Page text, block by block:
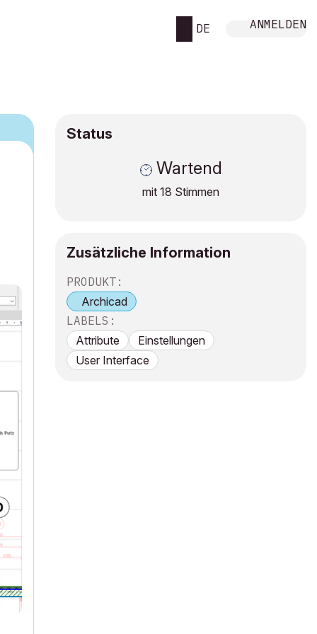
DE ANMELDEN
Status
Wartend
mit 18 Stimmen
Zusätzliche Information
PRODUKT:
Archicad
LABELS:
Attribute
Einstellungen
User Interface